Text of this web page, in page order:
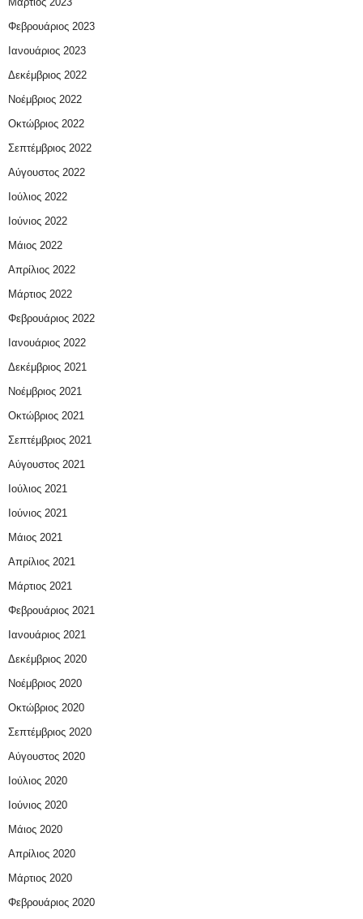
Φεβρουάριος 2023
Ιανουάριος 2023
Δεκέμβριος 2022
Νοέμβριος 2022
Οκτώβριος 2022
Σεπτέμβριος 2022
Αύγουστος 2022
Ιούλιος 2022
Ιούνιος 2022
Μάιος 2022
Απρίλιος 2022
Μάρτιος 2022
Φεβρουάριος 2022
Ιανουάριος 2022
Δεκέμβριος 2021
Νοέμβριος 2021
Οκτώβριος 2021
Σεπτέμβριος 2021
Αύγουστος 2021
Ιούλιος 2021
Ιούνιος 2021
Μάιος 2021
Απρίλιος 2021
Μάρτιος 2021
Φεβρουάριος 2021
Ιανουάριος 2021
Δεκέμβριος 2020
Νοέμβριος 2020
Οκτώβριος 2020
Σεπτέμβριος 2020
Αύγουστος 2020
Ιούλιος 2020
Ιούνιος 2020
Μάιος 2020
Απρίλιος 2020
Μάρτιος 2020
Φεβρουάριος 2020